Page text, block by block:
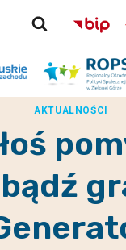
AKTUALNOŚCI